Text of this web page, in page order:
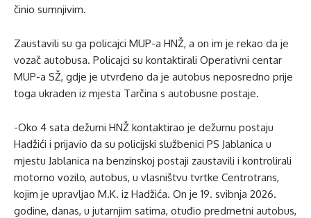
činio sumnjivim.
Zaustavili su ga policajci MUP-a HNŽ, a on im je rekao da je
vozač autobusa. Policajci su kontaktirali Operativni centar
MUP-a SŽ, gdje je utvrđeno da je autobus neposredno prije
toga ukraden iz mjesta Tarčina s autobusne postaje.
-Oko 4 sata dežurni HNŽ kontaktirao je dežurnu postaju
Hadžići i prijavio da su policijski službenici PS Jablanica u
mjestu Jablanica na benzinskoj postaji zaustavili i kontrolirali
motorno vozilo, autobus, u vlasništvu tvrtke Centrotrans,
kojim je upravljao M.K. iz Hadžića. On je 19. svibnja 2026.
godine, danas, u jutarnjim satima, otuđio predmetni autobus,